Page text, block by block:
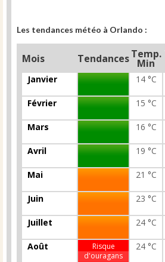
Les tendances météo à Orlando :
Mois TendancesTemp.
Min
Janvier 14 °C
Février
15 °C
Mars
16 °C
Avril
19 °C
Mai
21 °C
Juin
23 °C
Juillet
24 °C
Août
Risque
d'ouragans
24 °C